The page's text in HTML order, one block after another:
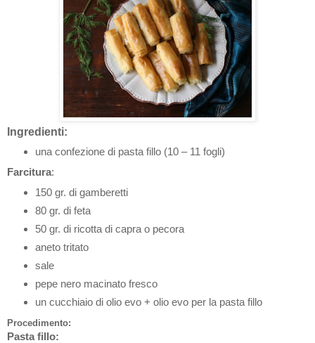
Ingredienti:
una confezione di pasta fillo (10 – 11 fogli)
Farcitura:
150 gr. di gamberetti
80 gr. di feta
50 gr. di ricotta di capra o pecora
aneto tritato
sale
pepe nero macinato fresco
un cucchiaio di olio evo + olio evo per la pasta fillo
Procedimento:
Pasta fillo: